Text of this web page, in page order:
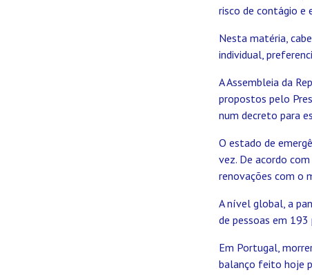
risco de contágio e
Nesta matéria,
individual,
A Assembleia da
propostos pelo
num decreto para
O estado de
vez. De acordo
renovações com o
A nível global, a
de pessoas em
Em Portugal,
balanço feito hoje